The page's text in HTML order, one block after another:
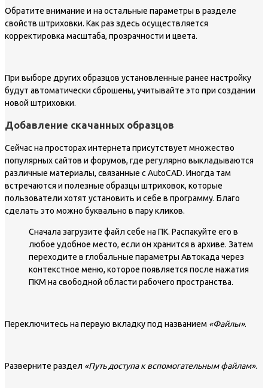
Обратите внимание и на остальные параметры в разделе
свойств штриховки. Как раз здесь осуществляется
корректировка масштаба, прозрачности и цвета.
При выборе других образцов установленные ранее настройку
будут автоматически сброшены, учитывайте это при создании
новой штриховки.
Добавление скачанных образцов
Сейчас на просторах интернета присутствует множество
популярных сайтов и форумов, где регулярно выкладываются
различные материалы, связанные с AutoCAD. Иногда там
встречаются и полезные образцы штриховок, которые
пользователи хотят установить и себе в программу. Благо
сделать это можно буквально в пару кликов.
Сначала загрузите файл себе на ПК. Распакуйте его в
любое удобное место, если он хранится в архиве. Затем
переходите в глобальные параметры Автокада через
контекстное меню, которое появляется после нажатия
ПКМ на свободной области рабочего пространства.
Переключитесь на первую вкладку под названием «Файлы».
Разверните раздел «Путь доступа к вспомогательным файлам».